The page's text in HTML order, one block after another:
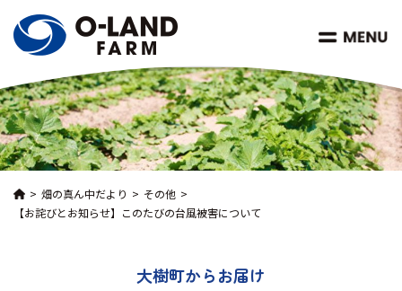
畑の真ん中だより
その他
【お詫びとお知らせ】このたびの台風被害について
大樹町からお届け